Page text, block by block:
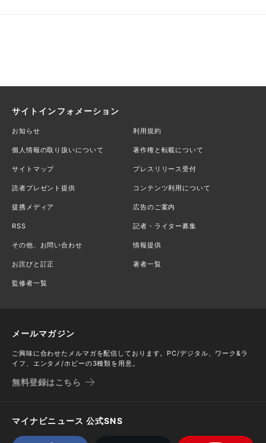
サイトインフォメーション
お知らせ 利用規約
個人情報の取り扱いについて 著作権と転載について
サイトマップ プレスリリース受付
読者プレゼント提供 コンテンツ利用について
提携メディア 広告のご案内
RSS 記者・ライター募集
その他、お問い合わせ 情報提供
お詫びと訂正 著者一覧
監修者一覧
メールマガジン
ご興味に合わせたメルマガを配信しております。PC/デジタル、ワーク&ラ
イフ、エンタメ/ホビーの3種類を用意。
無料登録はこちら
マイナビニュース 公式SNS